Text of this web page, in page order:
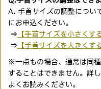
A. 手首サイズの調整につい
にお申込ください。
⇒ 【手首サイズを小さくする
⇒ 【手首サイズを大きくす
※一点もの場合、通常は同
することはできません。詳
よくお読みください。